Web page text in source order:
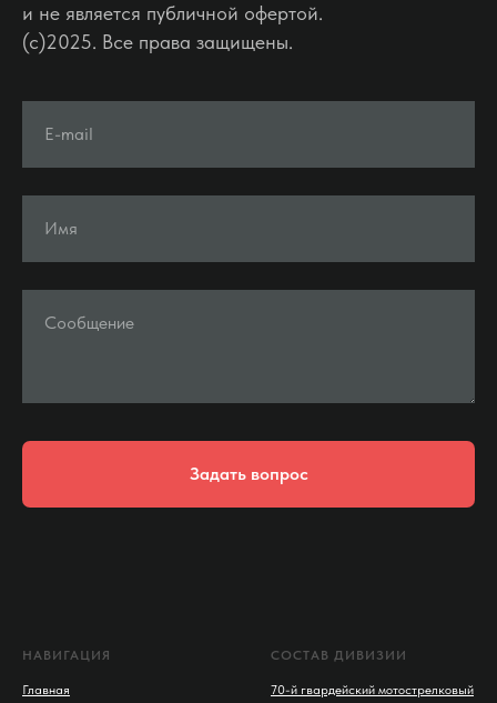
и не является публичной офертой.
(c)2025. Все права защищены.
E-mail
Имя
Сообщение
Задать вопрос
НАВИГАЦИЯ
Главная
СОСТАВ ДИВИЗИИ
70-й гвардейский мотострелковый